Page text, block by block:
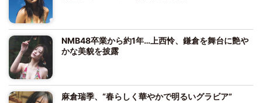
NMB48卒業から約1年…上西怜、鎌倉を舞台に艶や
かな美貌を披露
麻倉瑞季、“春らしく華やかで明るいグラビア”